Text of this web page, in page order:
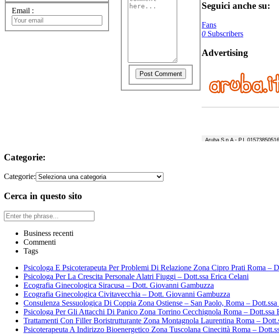
Email : Seguici anche su:
Fans
0 Subscribers
Advertising
Categorie:
Categorie:
Cerca in questo sito
Business recenti
Commenti
Tags
Psicologa E Psicoterapeuta Per Problemi Di Relazione Zona Cipro Prati Roma –
Psicologa Per La Crescita Personale Alatri Fiuggi – Dott.ssa Erica Celani
Ecografia Ginecologica Siracusa – Dott. Giovanni Gambuzza
Ecografia Ginecologica Civitavecchia – Dott. Giovanni Gambuzza
Consulenza Sessuologica Di Coppia Zona Ostiense – San Paolo, Roma –
Psicologa Per Gli Attacchi Di Panico Zona Torrino Cecchignola Roma – Dott.ssa
Trattamenti Con Filler Boristrutturante Zona Montagnola Laurentina Roma –
Psicoterapeuta A Indirizzo Bioenergetico Zona Tuscolana Cinecittà Roma –